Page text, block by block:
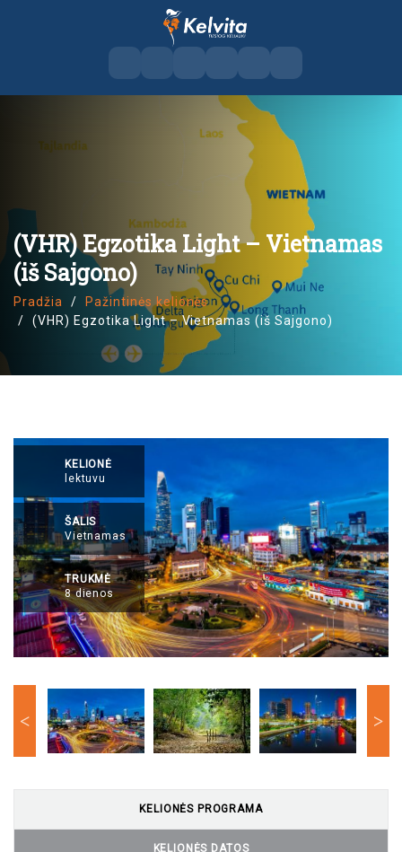
(VHR) Egzotika Light – Vietnamas
(iš Sajgono)
Pradžia
Pažintinės kelionės
(VHR) Egzotika Light – Vietnamas (iš Sajgono)
Previous
KELIONĖ
lektuvu
ŠALIS
Vietnamas
TRUKMĖ
8 dienos
KELIONĖS PROGRAMA
KELIONĖS DATOS